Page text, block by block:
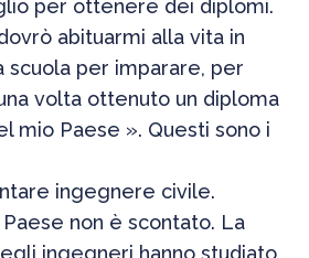
per ottenere dei diplomi.
abituarmi alla vita in
scuola per imparare, per
volta ottenuto un diploma
mio Paese ». Questi sono i
ingegnere civile.
non è scontato. La
ingegneri hanno studiato